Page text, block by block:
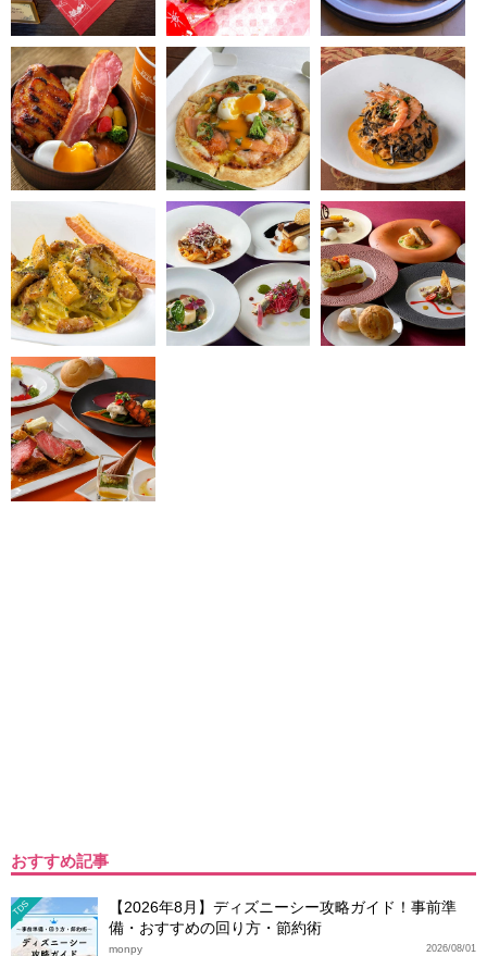
おすすめ記事
TDS
【2026年8月】ディズニーシー攻略ガイド！事前準
備・おすすめの回り方・節約術
2026/08/01
monpy